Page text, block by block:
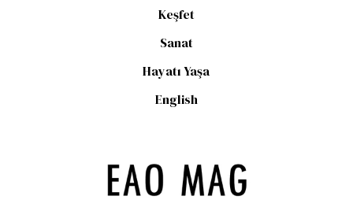
Keşfet
Sanat
Hayatı Yaşa
English